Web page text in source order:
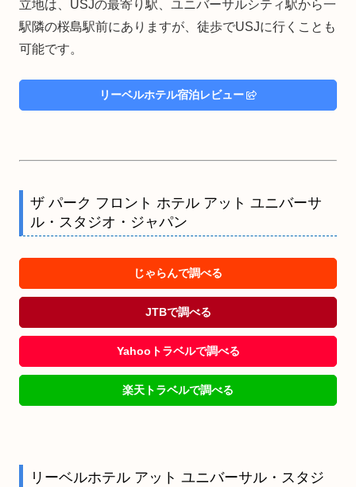
立地は、USJの最寄り駅、ユニバーサルシティ駅から一
駅隣の桜島駅前にありますが、徒歩でUSJに行くことも
可能です。
リーベルホテル宿泊レビュー
ザ パーク フロント ホテル アット ユニバーサ
ル・スタジオ・ジャパン
じゃらんで調べる
JTBで調べる
Yahooトラベルで調べる
楽天トラベルで調べる
リーベルホテル アット ユニバーサル・スタジ